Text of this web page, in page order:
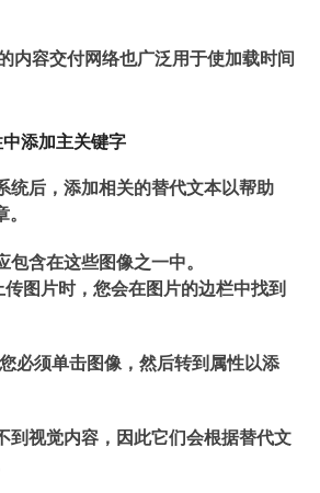
内容交付网络也广泛用于使加载时间
添加主关键字
统后，添加相关的替代文本以帮助
包含在这些图像之一中。
传图片时，您会在图片的边栏中找到
必须单击图像，然后转到属性以添
到视觉内容，因此它们会根据替代文